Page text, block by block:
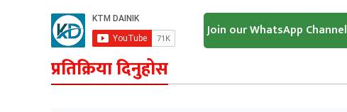
Join our WhatsApp Channel
प्रतिक्रिया दिनुहोस